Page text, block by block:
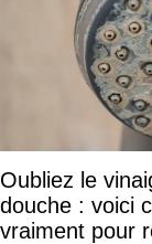
Oubliez le
douche : voici
vraiment pour